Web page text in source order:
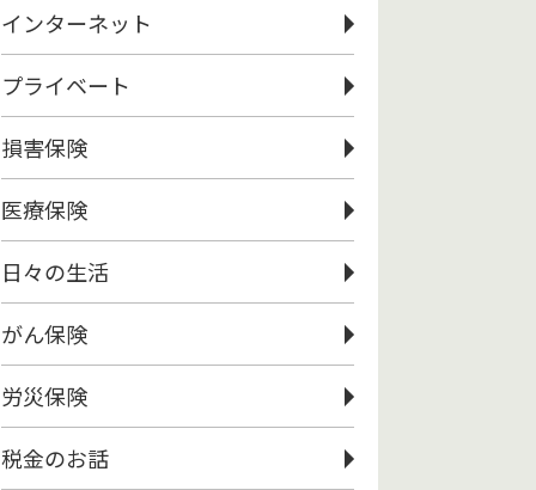
インターネット
プライベート
損害保険
医療保険
日々の生活
がん保険
労災保険
税金のお話